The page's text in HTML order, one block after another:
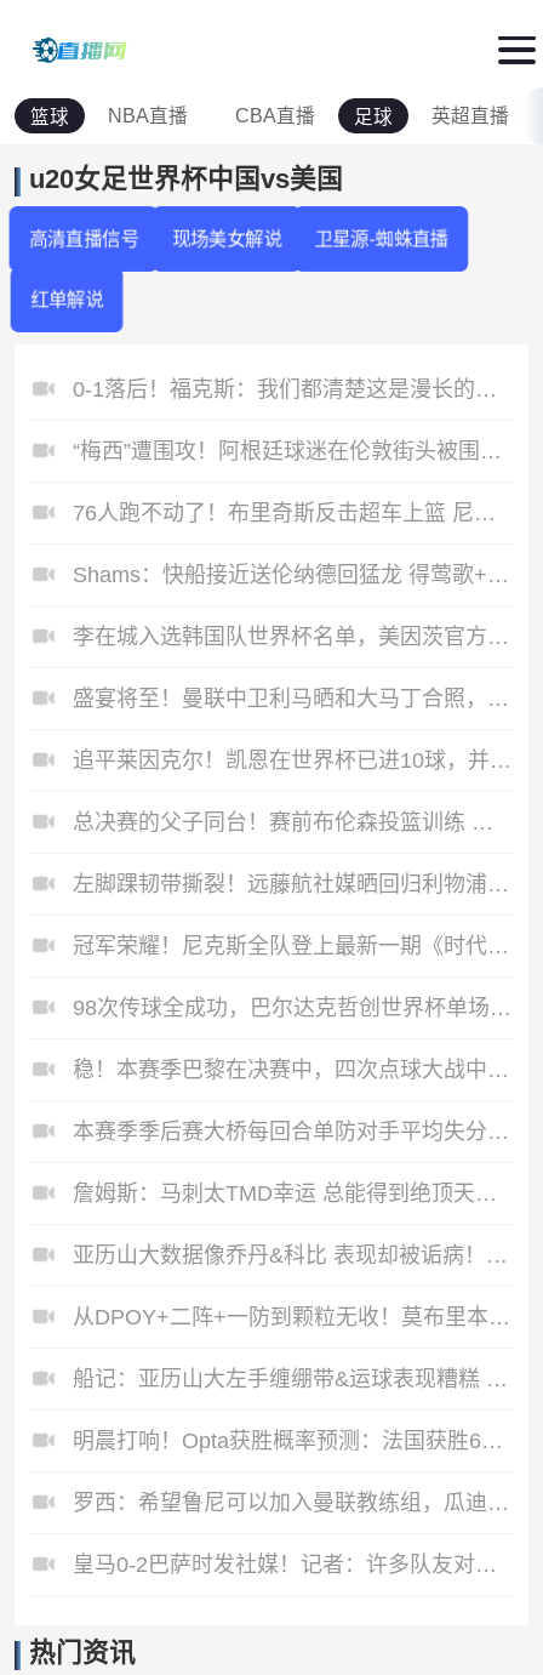
篮球 NBA直播 CBA直播 足球 英超直播
u20女足世界杯中国vs美国
高清直播信号 现场美女解说 卫星源-蜘蛛直播
红单解说
0-1落后！福克斯：我们都清楚这是漫长的系列赛 会针对性查漏补缺
“梅西”遭围攻！阿根廷球迷在伦敦街头被围堵，警方护送其离开
76人跑不动了！布里奇斯反击超车上篮 尼克斯领先16分打停
Shams：快船接近送伦纳德回猛龙 得莺歌+迪克+2首轮+1互换+2次轮
李在城入选韩国队世界杯名单，美因茨官方晒海报祝贺
盛宴将至！曼联中卫利马晒和大马丁合照，将飞往美国备战世界杯
追平莱因克尔！凯恩在世界杯已进10球，并列英格兰世界杯射手王！
总决赛的父子同台！赛前布伦森投篮训练 父亲在一旁帮忙捡球
左脚踝韧带撕裂！远藤航社媒晒回归利物浦训练基地照：第1天
冠军荣耀！尼克斯全队登上最新一期《时代》周刊封面
98次传球全成功，巴尔达克哲创世界杯单场100%成功率传球次数纪录
稳！本赛季巴黎在决赛中，四次点球大战中全部获胜！
本赛季季后赛大桥每回合单防对手平均失分仅0.31排名第一 OG第7
詹姆斯：马刺太TMD幸运 总能得到绝顶天才&从上将到邓肯再到文班
亚历山大数据像乔丹&科比 表现却被诟病！若输抢七他将万劫不复
从DPOY+二阵+一防到颗粒无收！莫布里本季场均18.2分 握顶薪合同
船记：亚历山大左手缠绷带&运球表现糟糕 单节3次失误超场均水平
明晨打响！Opta获胜概率预测：法国获胜61.7%，摩洛哥获胜16.2%
罗西：希望鲁尼可以加入曼联教练组，瓜迪奥拉有一点不如弗格森
皇马0-2巴萨时发社媒！记者：许多队友对姆巴佩赛中发INS感到惊讶
热门资讯